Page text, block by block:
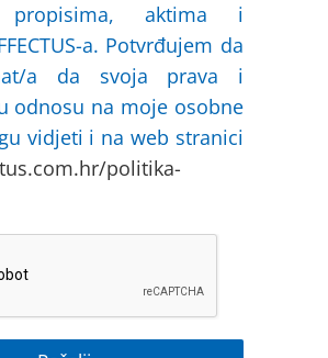
propisima, aktima i
a. Potvrđujem da
a da svoja prava i
odnosu na moje osobne
vidjeti i na web stranici
politika-